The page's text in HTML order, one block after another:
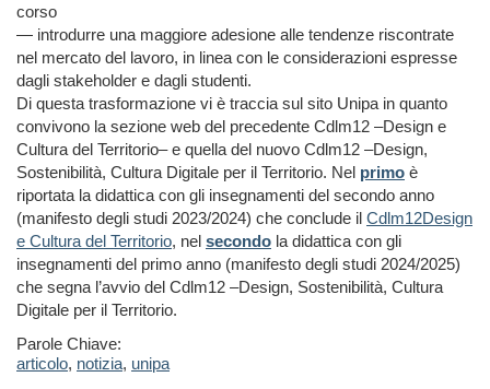
corso
— introdurre una maggiore adesione alle tendenze riscontrate
nel mercato del lavoro, in linea con le considerazioni espresse
dagli stakeholder e dagli studenti.
Di questa trasformazione vi è traccia sul sito Unipa in quanto
convivono la sezione web del precedente Cdlm12 –Design e
Cultura del Territorio–e quella del nuovo Cdlm12 –Design,
Sostenibilità, Cultura Digitale per il Territorio. Nel primo è
riportata la didattica con gli insegnamenti del secondo anno
(manifesto degli studi 2023/2024) che conclude il Cdlm12Design
e Cultura del Territorio, nel secondo la didattica con gli
insegnamenti del primo anno (manifesto degli studi 2024/2025)
che segna l’avvio del Cdlm12 –Design, Sostenibilità, Cultura
Digitale per il Territorio.
Parole Chiave:
articolo, notizia, unipa